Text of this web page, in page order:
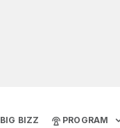
BIG BIZZ PROGRAM